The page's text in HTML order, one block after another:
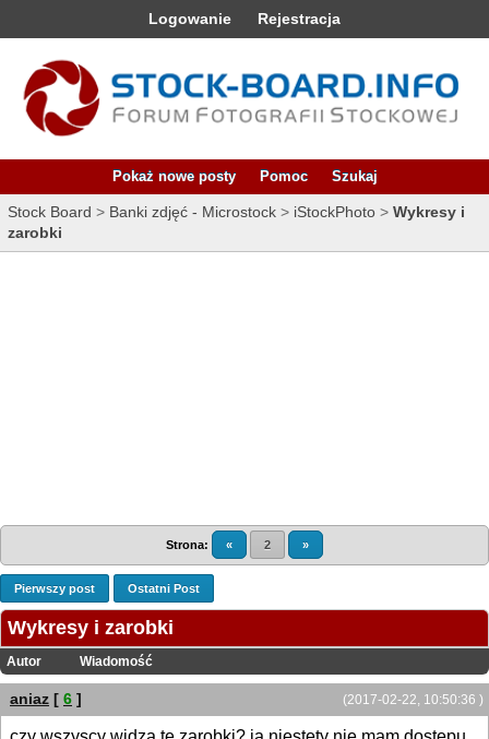
Logowanie Rejestracja
Pokaż nowe posty Pomoc Szukaj
Stock Board > Banki zdjęć - Microstock > iStockPhoto > Wykresy i
zarobki
Strona: « 2 »
Pierwszy post Ostatni Post
Wykresy i zarobki
Autor Wiadomość
(2017-02-22, 10:50:36 )
aniaz [ 6 ]